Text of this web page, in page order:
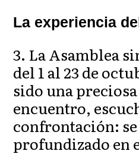
La experiencia
3. La Asamblea
del 1 al 23 de
sido una
encuentro,
confrontación:
profundizado en